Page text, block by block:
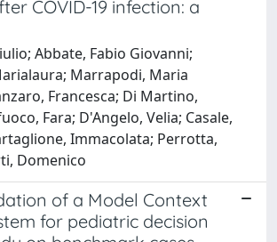
COVID-19 infection: a
Abbate, Fabio Giovanni;
Marrapodi, Maria
Francesca; Di Martino,
Fara; D'Angelo, Velia; Casale,
Immacolata; Perrotta,
Domenico
of a Model Context
for pediatric decision